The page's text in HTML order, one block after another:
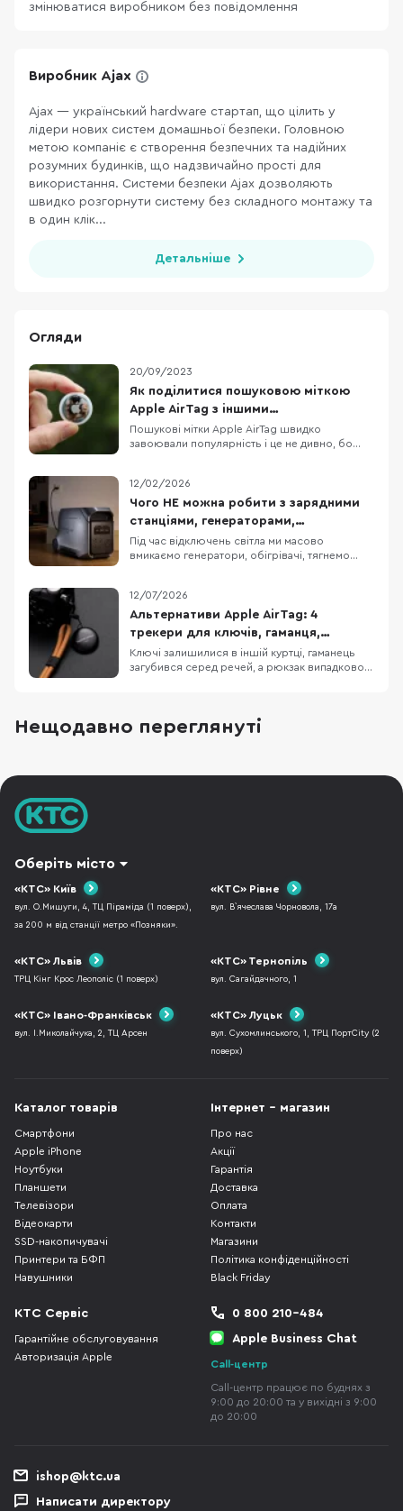
змінюватися виробником без повідомлення
Виробник Ajax
Ajax — український hardware стартап, що цілить у
лідери нових систем домашньої безпеки. Головною
метою компаніє є створення безпечних та надійних
розумних будинків, що надзвичайно прості для
використання. Системи безпеки Ajax дозволяють
швидко розгорнути систему без складного монтажу та
в один клік...
Детальніше
Огляди
20/09/2023
Як поділитися пошуковою міткою
Apple AirTag з іншими
користувачами?
Пошукові мітки Apple AirTag швидко
завоювали популярність і це не дивно, бо
роботи пристрою на етапі розробки й
презентації продукту. На щастя користувачі
завжди можуть підказати виробнику, які
можливості вони хотіли
12/02/2026
Чого НЕ можна робити з зарядними
станціями, генераторами,
обігрівачами та подовжувачами?
Під час відключень світла ми масово
вмикаємо генератори, обігрівачі, тягнемо
сама техніка при неправильному використанні
стає джерелом отруєння CO, пожежі та
Портативна заряд
12/07/2026
Альтернативи Apple AirTag: 4
трекери для ключів, гаманця,
рюкзака та інших речей
Ключі залишилися в іншій куртці, гаманець
загубився серед речей, а рюкзак випадково
цього трекер закріплюють на ключах або
кладуть всередину сумки, а пошук виконують
Нещодавно переглянуті
Оберіть місто
«КТС» Київ
вул. О.Мишуги, 4, ТЦ Піраміда (1 поверх),
за 200 м від станції метро «Позняки».
«КТС» Рівне
вул. В`ячеслава Чорновола, 17а
«КТС» Львів
ТРЦ Кінг Крос Леополіс (1 поверх)
«КТС» Тернопіль
вул. Сагайдачного, 1
«КТС» Івано-Франківськ
вул. І.Миколайчука, 2, ТЦ Арсен
«КТС» Луцьк
вул. Сухомлинського, 1, ТРЦ ПортCity (2
поверх)
Каталог товарів
Смартфони
Apple iPhone
Ноутбуки
Планшети
Телевізори
Відеокарти
SSD-накопичувачі
Принтери та БФП
Навушники
Інтернет - магазин
Про нас
Акції
Гарантія
Доставка
Оплата
Контакти
Магазини
Політика конфіденційності
Black Friday
КТС Сервіс
Гарантійне обслуговування
Авторизація Apple
0 800 210-484
Apple Business Chat
Call-центр
Call-центр працює по буднях з
9:00 до 20:00 та у вихідні з 9:00
до 20:00
ishop@ktc.ua
Написати директору